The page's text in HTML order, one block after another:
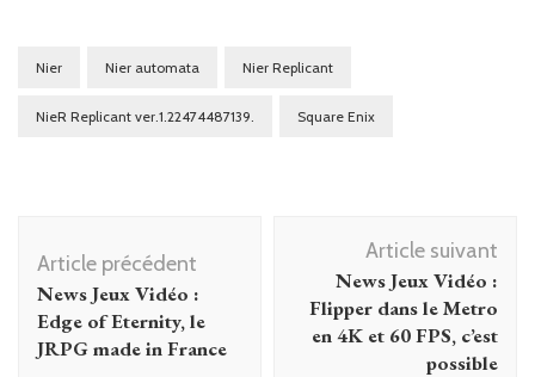
Nier Nier automata Nier Replicant
NieR Replicant ver.1.22474487139. Square Enix
d'article
Article précédent
News Jeux Vidéo :
Edge of Eternity, le
JRPG made in France
Article suivant
News Jeux Vidéo :
Flipper dans le Metro
en 4K et 60 FPS, c’est
possible